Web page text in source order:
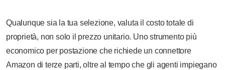
Qualunque sia la tua selezione, valuta il costo totale di
proprietà, non solo il prezzo unitario. Uno strumento più
economico per postazione che richiede un connettore
Amazon di terze parti, oltre al tempo che gli agenti impiegano